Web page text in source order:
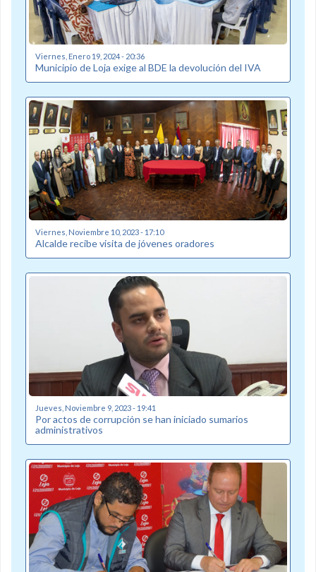
Viernes, Enero 19, 2024 - 20:36
Municipio de Loja exige al BDE la devolución del IVA
Viernes, Noviembre 10, 2023 - 17:10
Alcalde recibe visita de jóvenes oradores
Jueves, Noviembre 9, 2023 - 19:41
Por actos de corrupción se han iniciado sumarios
administrativos